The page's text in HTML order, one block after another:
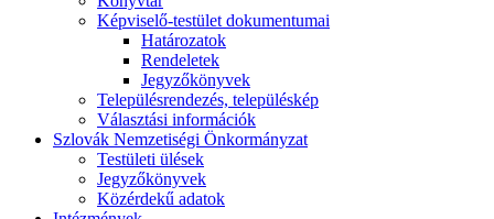
Képviselő-testület dokumentumai
Határozatok
Rendeletek
Jegyzőkönyvek
Településrendezés, településkép
Választási információk
Szlovák Nemzetiségi Önkormányzat
Testületi ülések
Jegyzőkönyvek
Közérdekű adatok